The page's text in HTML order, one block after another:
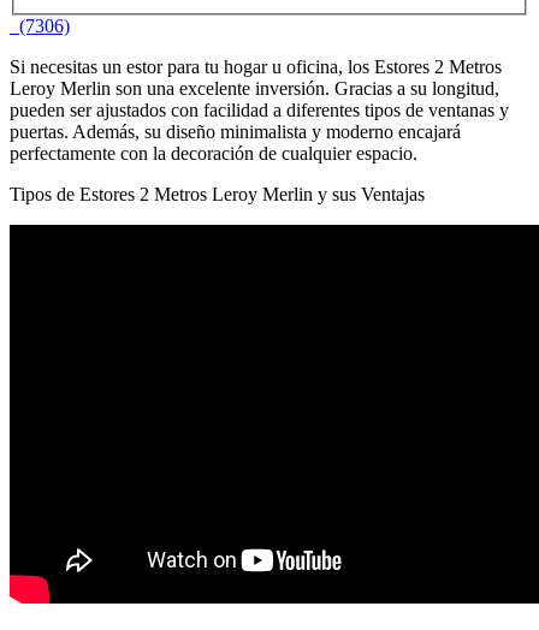
(7306)
Si necesitas un estor para tu hogar u oficina, los Estores 2 Metros
Leroy Merlin son una excelente inversión. Gracias a su longitud,
pueden ser ajustados con facilidad a diferentes tipos de ventanas y
puertas. Además, su diseño minimalista y moderno encajará
perfectamente con la decoración de cualquier espacio.
Tipos de Estores 2 Metros Leroy Merlin y sus Ventajas